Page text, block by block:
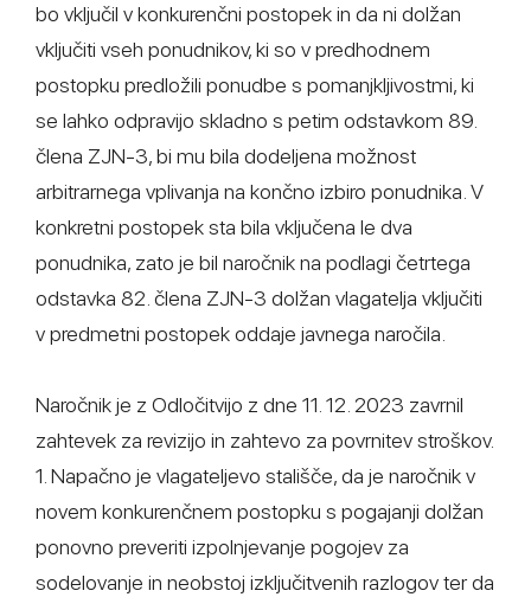
bo vključil v konkurenčni postopek in da ni dolžan
vključiti vseh ponudnikov, ki so v predhodnem
postopku predložili ponudbe s pomanjkljivostmi, ki
se lahko odpravijo skladno s petim odstavkom 89.
člena ZJN-3, bi mu bila dodeljena možnost
arbitrarnega vplivanja na končno izbiro ponudnika. V
konkretni postopek sta bila vključena le dva
ponudnika, zato je bil naročnik na podlagi četrtega
odstavka 82. člena ZJN-3 dolžan vlagatelja vključiti
v predmetni postopek oddaje javnega naročila.
Naročnik je z Odločitvijo z dne 11. 12. 2023 zavrnil
zahtevek za revizijo in zahtevo za povrnitev stroškov.
1. Napačno je vlagateljevo stališče, da je naročnik v
novem konkurenčnem postopku s pogajanji dolžan
ponovno preveriti izpolnjevanje pogojev za
sodelovanje in neobstoj izključitvenih razlogov ter da